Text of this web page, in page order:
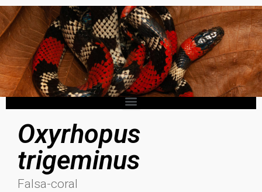
Oxyrhopus
trigeminus
Falsa-coral